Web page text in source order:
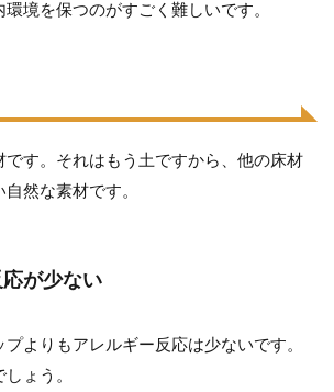
境を保つのがすごく難しいです。
です。それはもう土ですから、他の床材
然な素材です。
が少ない
よりもアレルギー反応は少ないです。
ょう。